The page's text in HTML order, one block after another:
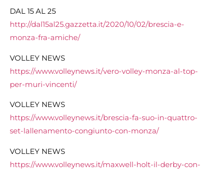
DAL 15 AL 25
http://dal15al25.gazzetta.it/2020/10/02/brescia-e-
monza-fra-amiche/
VOLLEY NEWS
https://www.volleynews.it/vero-volley-monza-al-top-
per-muri-vincenti/
VOLLEY NEWS
https://www.volleynews.it/brescia-fa-suo-in-quattro-
set-lallenamento-congiunto-con-monza/
VOLLEY NEWS
https://www.volleynews.it/maxwell-holt-il-derby-con-